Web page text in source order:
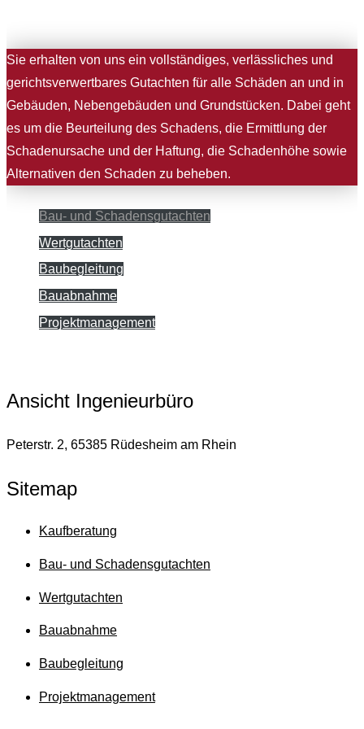
Sie erhalten von uns ein vollständiges, verlässliches und
gerichtsverwertbares Gutachten für alle Schäden an und in
Gebäuden, Nebengebäuden und Grundstücken. Dabei geht
es um die Beurteilung des Schadens, die Ermittlung der
Schadenursache und der Haftung, die Schadenhöhe sowie
Alternativen den Schaden zu beheben.
Bau- und Schadensgutachten
Wertgutachten
Baubegleitung
Bauabnahme
Projektmanagement
Ansicht Ingenieurbüro
Peterstr. 2, 65385 Rüdesheim am Rhein
Sitemap
Kaufberatung
Bau- und Schadensgutachten
Wertgutachten
Bauabnahme
Baubegleitung
Projektmanagement